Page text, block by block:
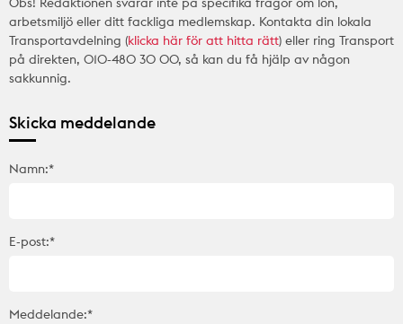
arbetsmiljö eller ditt fackliga medlemskap. Kontakta din lokala
Transportavdelning (klicka här för att hitta rätt) eller ring Transport
på direkten, 010-480 30 00, så kan du få hjälp av någon
sakkunnig.
Skicka meddelande
Namn:*
E-post:*
Meddelande:*